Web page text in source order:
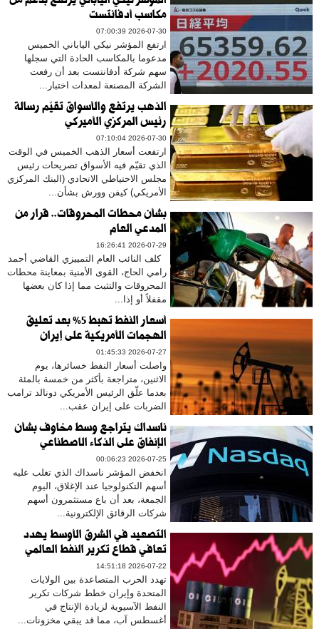
مكاسب أدفانتست
2026-07-30 07:00:39
ارتفع المؤشر نيكي الياباني الخميس
مدعوما بالمكاسب الحادة التي سجلها
سهم شركة أدفانتست بعد أن رفعت
الشركة المصنعة لمعدات اختبار...
الذهب يرتفع والأسواق تقيّم رسالة
رئيس المركزي الأميركي
2026-07-30 07:10:04
ارتفعت أسعار الذهب الخميس في الوقت
الذي تقيّم فيه الأسواق تصريحات رئيس
مجلس الاحتياطي الاتحادي (البنك المركزي
الأمريكي) كيفن وورش بشأن...
بشأن محطات المحروقات.. قرار من
المدعي العام
2026-07-29 16:26:41
كلف النائب العام التمييزي القاضي أحمد
رامي الحاج، القوى الأمنية بمعاينة محطات
المحروقات والتثبت مما إذا كان بعضها
مقفلاً أو إذا...
أسعار النفط تهبط 5% بعد تعليق
الهجمات الأمريكية على إيران
2026-07-27 01:45:33
واصلت أسعار النفط خسائرها، يوم
الاثنين، متراجعة بأكثر من خمسة بالمئة
بعدما علّق الرئيس الأمريكي دونالد ترامب
الضربات على إيران عقب...
ناسداك يتراجع وسط مخاوف بشأن
الإنفاق على الذكاء الاصطناعي
2026-07-25 00:06:23
انخفض المؤشر ناسداك الذي تغلب عليه
أسهم التكنولوجيا عند الإغلاق، اليوم
الجمعة، بعد أن باع مستثمرون أسهم
شركات الرقائق الإلكترونية...
التصعيد في الشرق الأوسط يهدد
تعافي قطاع تكرير النفط العالمي
2026-07-22 14:51:18
تهدد الحرب المتصاعدة بين الولايات
المتحدة وإيران خطط شركات تكرير
النفط الآسيوية لزيادة الإنتاج في
أغسطس آب، مما قد يبقي مخزونات...